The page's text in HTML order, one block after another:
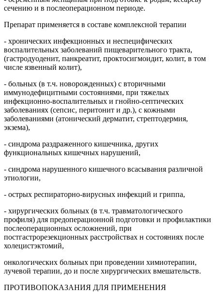
сечению и в послеоперационном периоде.
Препарат применяется в составе комплексной терапии
- хронических инфекционных и неспецифических
воспалительных заболеваний пищеварительного тракта,
(гастродуоденит, панкреатит, проктосигмоидит, колит, в том
числе язвенный колит),
- больных (в т.ч. новорожденных) с вторичными
иммунодефицитными состояниями, при тяжелых
инфекционно-воспалительных и гнойно-септических
заболеваниях (сепсис, перитонит и др.), с кожными
заболеваниями (атонический дерматит, стрептодермия,
экзема),
- синдрома раздраженного кишечника, других
функциональных кишечных нарушений,
- синдрома нарушенного кишечного всасывания различной
этиологии,
- острых респираторно-вирусных инфекций и гриппа,
- хирургических больных (в т.ч. травматологического
профиля) для предоперационной подготовки и профилактики
послеоперационных осложнений, при
постгастрорезекционных расстройствах н состояниях после
холецистэктомий,
онкологических больных при проведении химиотерапии,
лучевой терапии, до и после хирургических вмешательств.
ПРОТИВОПОКАЗАНИЯ ДЛЯ ПРИМЕНЕНИЯ